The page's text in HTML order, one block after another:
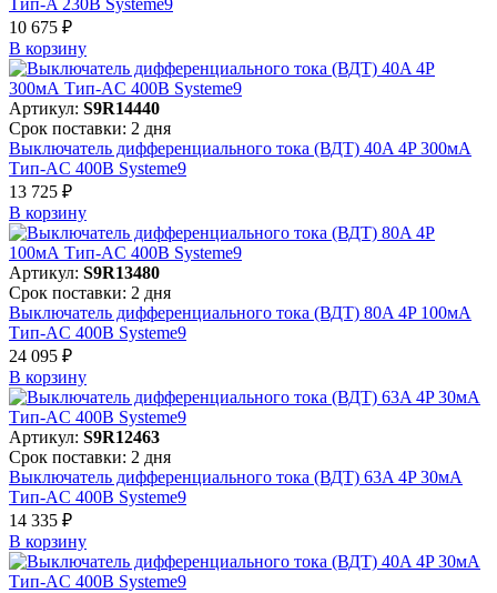
10 675 ₽
В корзинy
Артикул: S9R14440
Срок поставки: 2 дня
Выключатель дифференциального тока (ВДТ) 40A 4P 300мА
Тип-AC 400В Systeme9
13 725 ₽
В корзинy
Артикул: S9R13480
Срок поставки: 2 дня
Выключатель дифференциального тока (ВДТ) 80A 4P 100мА
Тип-AC 400В Systeme9
24 095 ₽
В корзинy
Артикул: S9R12463
Срок поставки: 2 дня
Выключатель дифференциального тока (ВДТ) 63A 4P 30мА
Тип-AC 400В Systeme9
14 335 ₽
В корзинy